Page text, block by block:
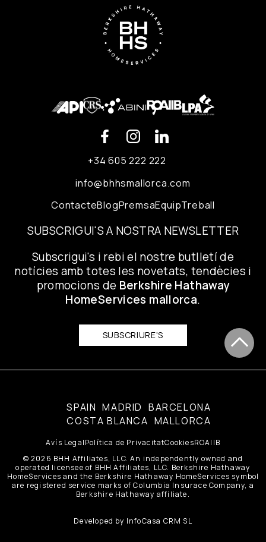
+34 605 222 222
info@bhhsmallorca.com
ContacteBlogPremsaEquipTreball
SUBSCRIGUI'S A NOSTRA NEWSLETTER
Subscrigui's i rebi el nostre butlletí de
notícies amb totes les novetats, tendècies i
promocions de Berkshire Hathaway
HomeServices mallorca.
SUBSCRIURE'S
SPAIN MADRID BARCELONA
COSTA BLANCA MALLORCA
Avís LegalPolítica de PrivacitatCookiesROAIIB
© 2026 BHH Affiliates, LLC. An independently owned and
operated licensee of BHH Affiliates, LLC. Berkshire Hathaway
HomeServices and the Berkshire Hathaway HomeServices symbol
are registered service marks of Columbia Insurace Company, a
Berkshire Hathaway affiliate.
Developed by InfoCasa CRM SL